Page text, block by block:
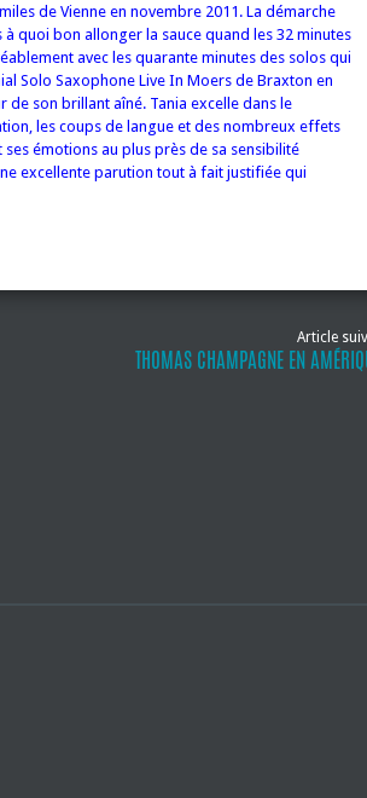
de Vienne en novembre 2011. La démarche
quoi bon allonger la sauce quand les 32 minutes
avec les quarante minutes des solos qui
Solo Saxophone Live In Moers de Braxton en
de son brillant aîné. Tania excelle dans le
les coups de langue et des nombreux effets
émotions au plus près de sa sensibilité
excellente parution tout à fait justifiée qui
Article
THOMAS CHAMPAGNE EN